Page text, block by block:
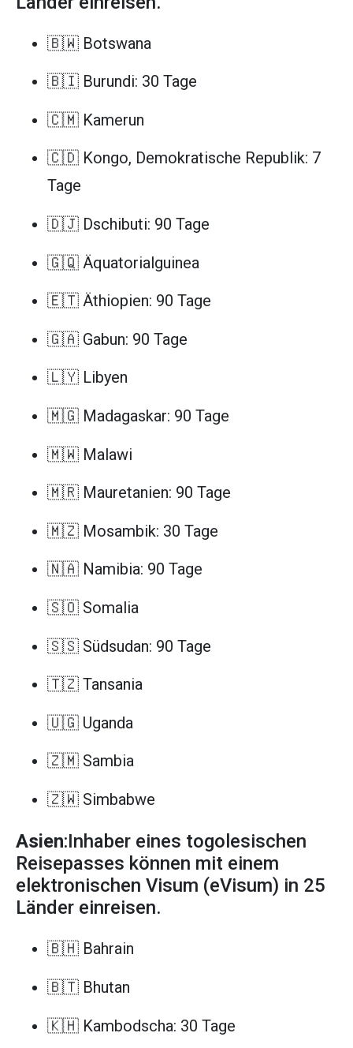
🇧🇼 Botswana
🇧🇮 Burundi: 30 Tage
🇨🇲 Kamerun
🇨🇩 Kongo, Demokratische Republik: 7
Tage
🇩🇯 Dschibuti: 90 Tage
🇬🇶 Äquatorialguinea
🇪🇹 Äthiopien: 90 Tage
🇬🇦 Gabun: 90 Tage
🇱🇾 Libyen
🇲🇬 Madagaskar: 90 Tage
🇲🇼 Malawi
🇲🇷 Mauretanien: 90 Tage
🇲🇿 Mosambik: 30 Tage
🇳🇦 Namibia: 90 Tage
🇸🇴 Somalia
🇸🇸 Südsudan: 90 Tage
🇹🇿 Tansania
🇺🇬 Uganda
🇿🇲 Sambia
🇿🇼 Simbabwe
Asien:Inhaber eines togolesischen
Reisepasses können mit einem
elektronischen Visum (eVisum) in 25
Länder einreisen.
🇧🇭 Bahrain
🇧🇹 Bhutan
🇰🇭 Kambodscha: 30 Tage